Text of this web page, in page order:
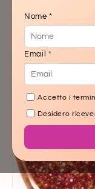
product
information
Nome *
Email *
Accetto i
Desidero